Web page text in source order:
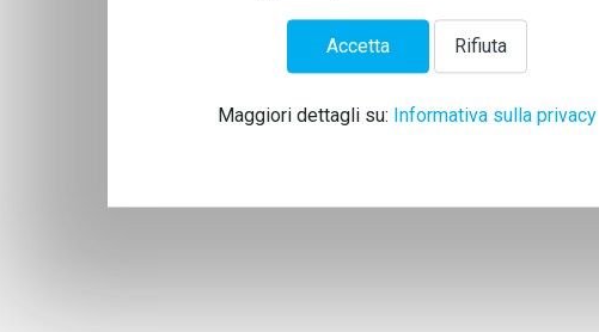
Accetta Rifiuta
Maggiori dettagli su: Informativa sulla privacy